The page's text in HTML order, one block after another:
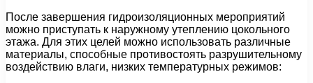
После завершения гидроизоляционных мероприятий
можно приступать к наружному утеплению цокольного
этажа. Для этих целей можно использовать различные
материалы, способные противостоять разрушительному
воздействию влаги, низких температурных режимов: